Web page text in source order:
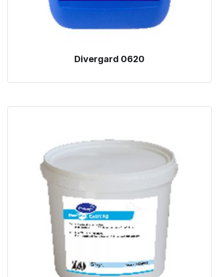
Divergard 0620